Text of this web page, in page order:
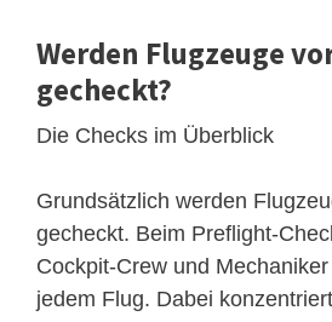
Werden Flugzeuge
gecheckt?
Die Checks im Überblick
Grundsätzlich werden
gecheckt. Beim Preflight-
Cockpit-Crew und
jedem Flug. Dabei